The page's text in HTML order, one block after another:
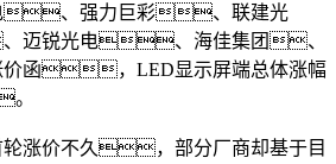
、强力巨彩、联建光
迈锐光电、海佳集团、
价函，LED显示屏端总体涨幅
。
轮涨价不久，部分厂商却基于目